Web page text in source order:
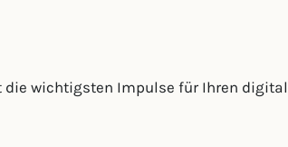
die wichtigsten Impulse für Ihren